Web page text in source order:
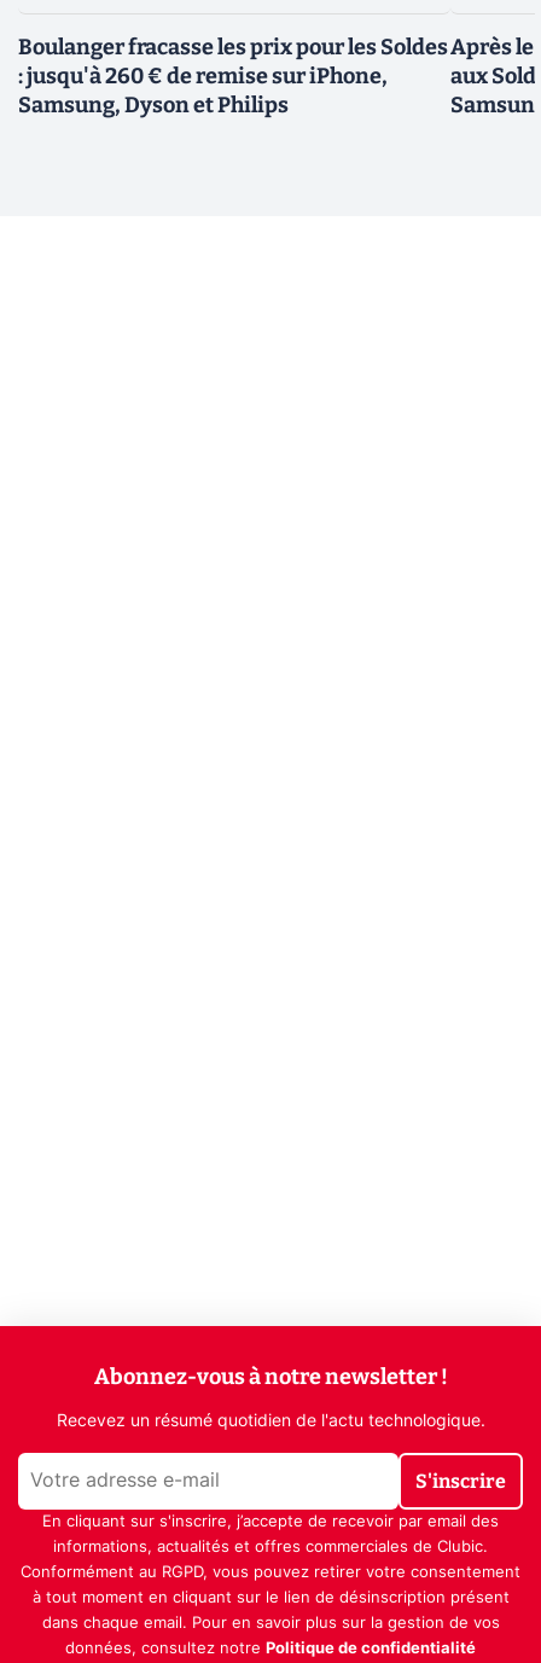
Boulanger fracasse les prix pour les Soldes
: jusqu'à 260 € de remise sur iPhone,
Samsung, Dyson et Philips
Après le
aux
Abonnez-vous à notre newsletter !
Recevez un résumé quotidien de l'actu technologique.
S'inscrire
En cliquant sur s'inscrire, j’accepte de recevoir par email des
informations, actualités et offres commerciales de Clubic.
Conformément au RGPD, vous pouvez retirer votre consentement
à tout moment en cliquant sur le lien de désinscription présent
dans chaque email. Pour en savoir plus sur la gestion de vos
données, consultez notre Politique de confidentialité